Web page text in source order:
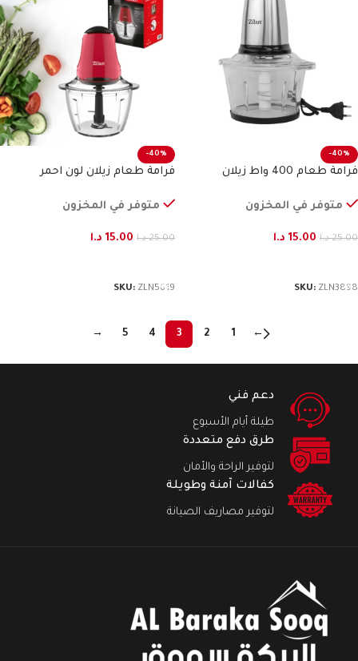
-40%
فرامة طعام 400 واط زيلان
متوفر في المخزون
25.00 د.ا 15.00 د.ا
SKU: ZLN3898
-40%
فرامة طعام زيلان لون احمر
متوفر في المخزون
25.00 د.ا 15.00 د.ا
SKU: ZLN5619
←
1
2
3
4
5
→
دعم فني
طيلة أيام الأسبوع
طرق دفع متعددة
لتوفير الراحة والأمان
كفالات آمنة وطويلة
لتوفير مصاريف الصيانة